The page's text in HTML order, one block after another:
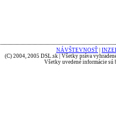
NÁVŠTEVNOSŤ
(C) 2004, 2005 DSL.sk | Všetky práva
Všetky uvedené informácie sú